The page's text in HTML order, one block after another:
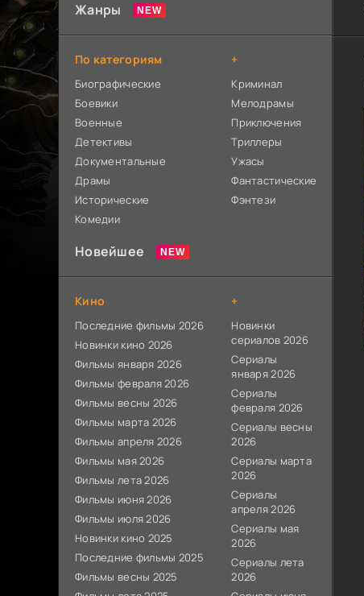
Жанры
По категориям
Биографические
Боевики
Военные
Детективы
Документальные
Драмы
Исторические
Комедии
+
Криминал
Мелодрамы
Приключения
Триллеры
Ужасы
Фантастические
Фэнтези
Новейшее
Кино
Последние фильмы 2026
Новинки кино 2026
Фильмы января 2026
Фильмы февраля 2026
Фильмы весны 2026
Фильмы марта 2026
Фильмы апреля 2026
Фильмы мая 2026
Фильмы лета 2026
Фильмы июня 2026
Фильмы июля 2026
Новинки кино 2025
Последние фильмы 2025
Фильмы весны 2025
+
Новинки
сериалов 2026
Сериалы
января 2026
Сериалы
февраля 2026
Сериалы весны
2026
Сериалы марта
2026
Сериалы
апреля 2026
Сериалы мая
2026
Сериалы лета
2026